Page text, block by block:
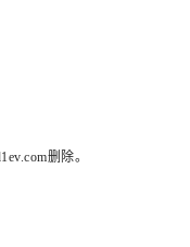
删除。